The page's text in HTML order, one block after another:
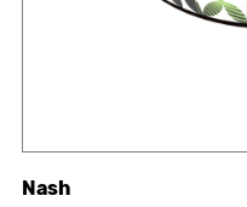
Nash